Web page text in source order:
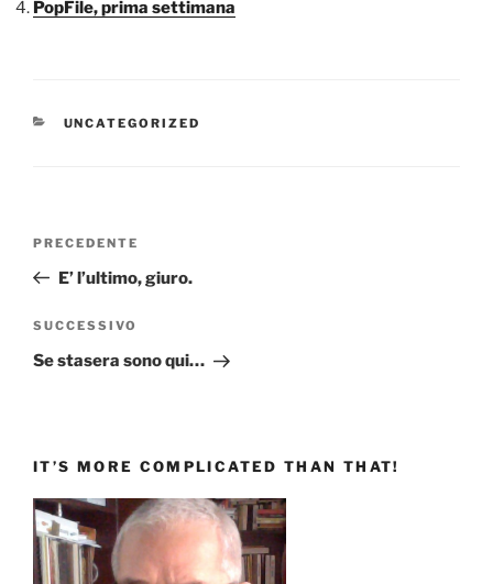
PopFile, prima settimana
CATEGORIE
UNCATEGORIZED
Articolo
precedente:
PRECEDENTE
E’ l’ultimo, giuro.
Articolo
successivo
SUCCESSIVO
Se stasera sono qui…
IT’S MORE COMPLICATED THAN THAT!